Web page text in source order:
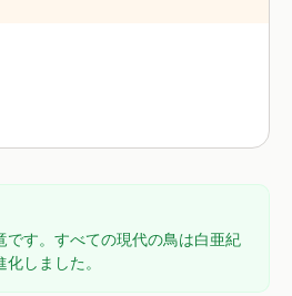
です。すべての現代の鳥は白亜紀
しました。